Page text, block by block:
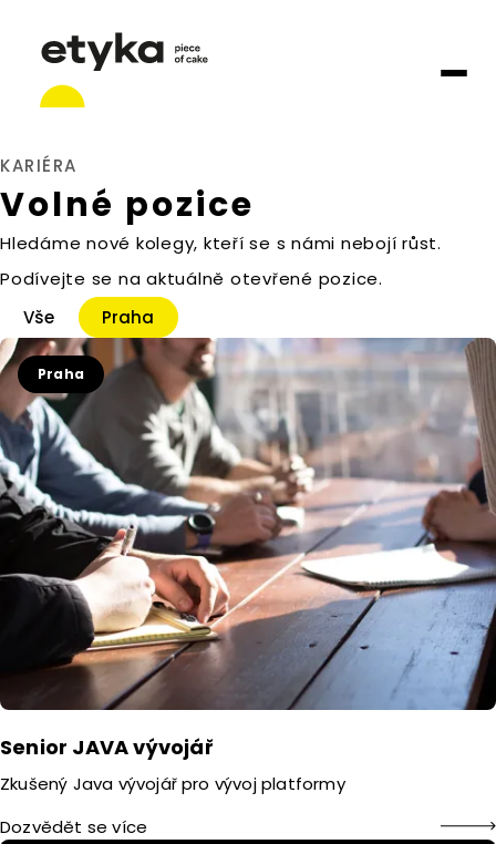
KARIÉRA
Volné pozice
Hledáme nové kolegy, kteří se s námi nebojí růst.
Podívejte se na aktuálně otevřené pozice.
Vše
Praha
Praha
Senior JAVA vývojář
Zkušený Java vývojář pro vývoj platformy
Dozvědět se více